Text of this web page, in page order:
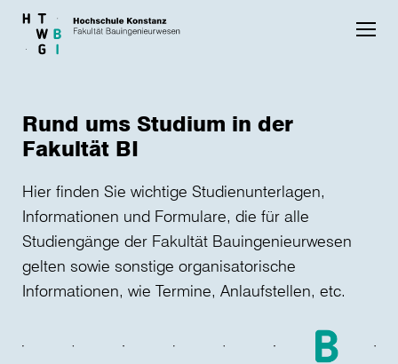
Skip to main content
Rund ums Studium in der
Fakultät BI
Hier finden Sie wichtige Studienunterlagen,
Informationen und Formulare, die für alle
Studiengänge der Fakultät Bauingenieurwesen
gelten sowie sonstige organisatorische
Informationen, wie Termine, Anlaufstellen, etc.